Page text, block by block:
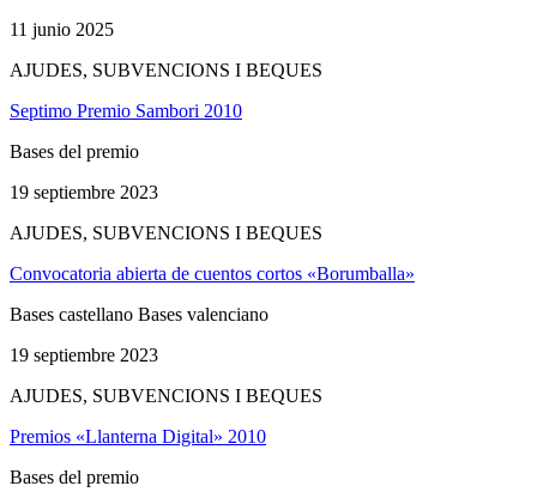
11 junio 2025
AJUDES, SUBVENCIONS I BEQUES
Septimo Premio Sambori 2010
Bases del premio
19 septiembre 2023
AJUDES, SUBVENCIONS I BEQUES
Convocatoria abierta de cuentos cortos «Borumballa»
Bases castellano Bases valenciano
19 septiembre 2023
AJUDES, SUBVENCIONS I BEQUES
Premios «Llanterna Digital» 2010
Bases del premio